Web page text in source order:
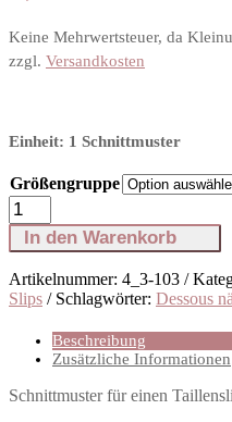
Keine Mehrwertsteuer, da
zzgl. Versandkosten
Einheit: 1 Schnittmuster
Größengruppe
Schnittmuster
Sewy
Taillenslip
Menge
In den Warenkorb
Artikelnummer: 4_3-103
Slips
Schlagwörter: Dessous
Beschreibung
Zusätzliche Informationen
Schnittmuster für einen